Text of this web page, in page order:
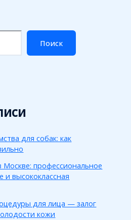
Поиск
для собак: как
Москве: профессиональное
и высококлассная
для лица — залог
кожи